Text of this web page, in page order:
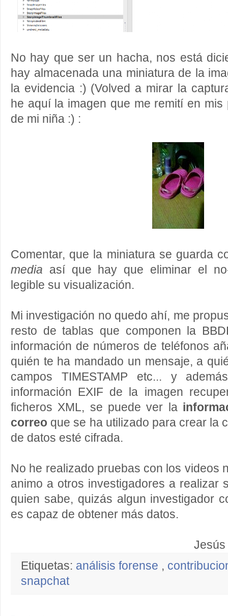
No hay que ser un hacha, nos está
hay almacenada una miniatura de la
la evidencia :) (Volved a mirar la
he aquí la imagen que me remití en mis
de mi niña :) :
Comentar, que la miniatura se guarda
media así que hay que eliminar el
legible su visualización.
Mi investigación no quedo ahí, me
resto de tablas que componen la
información de números de teléfonos
quién te ha mandado un mensaje, a
campos TIMESTAMP etc... y
información EXIF de la imagen
ficheros XML, se puede ver la
correo que se ha utilizado para crear la
de datos esté cifrada.
No he realizado pruebas con los videos
animo a otros investigadores a realizar
quien sabe, quizás algun investigador
es capaz de obtener más datos.
Jesús
Etiquetas: análisis forense ,
snapchat